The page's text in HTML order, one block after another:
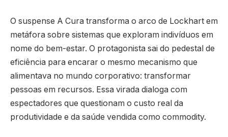
O suspense A Cura transforma o arco de Lockhart em
metáfora sobre sistemas que exploram indivíduos em
nome do bem-estar. O protagonista sai do pedestal de
eficiência para encarar o mesmo mecanismo que
alimentava no mundo corporativo: transformar
pessoas em recursos. Essa virada dialoga com
espectadores que questionam o custo real da
produtividade e da saúde vendida como commodity.